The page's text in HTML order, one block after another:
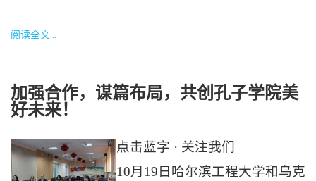
阅读全文...
加强合作，谋篇布局，共创孔子学院美
好未来！
点击蓝字 · 关注我们
10月19日哈尔滨工程大学和乌克